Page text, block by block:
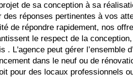
de sa conception à sa
des réponses pertinentes à vos
de répondre rapidement, nos
le respect de la
. L'agence peut gérer l’ensemble
dans le neuf ou de
pour des locaux professionnels